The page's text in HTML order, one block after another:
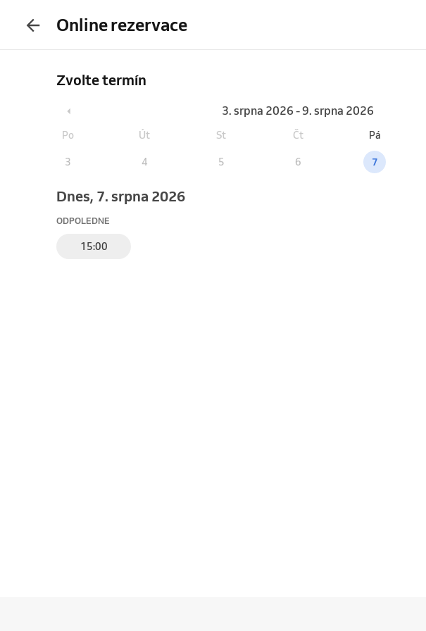
Online rezervace
Zvolte termín
3. srpna 2026 - 9. srpna 2026
Po Út St Čt Pá
3 4 5 6 7
Dnes, 7. srpna 2026
ODPOLEDNE
15:00